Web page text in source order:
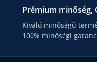
Prémium minőség,
Kiváló minőségű
100% minőségi